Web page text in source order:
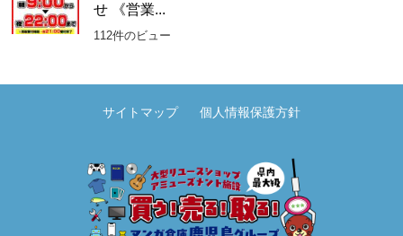
せ 《営業...
112件のビュー
サイトマップ 個人情報保護方針